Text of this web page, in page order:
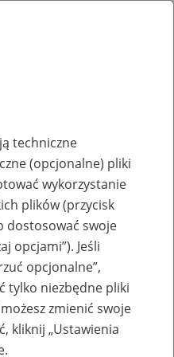
Aktywni 50+
techniczne
(opcjonalne) pliki
wykorzystanie
plików (przycisk
dostosować swoje
opcjami”). Jeśli
opcjonalne”,
tylko niezbędne pliki
zmienić swoje
kliknij „Ustawienia